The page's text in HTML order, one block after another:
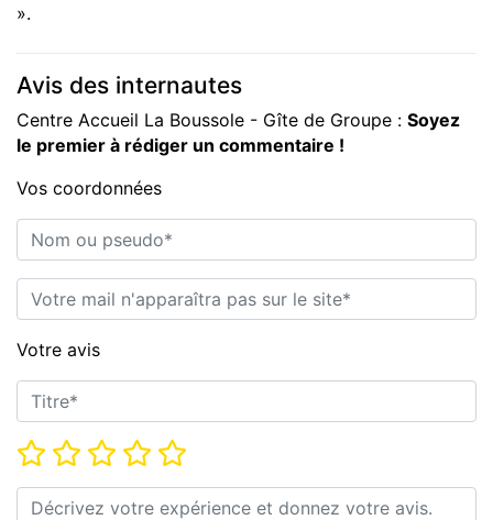
».
Avis des internautes
Centre Accueil La Boussole - Gîte de Groupe : Soyez
le premier à rédiger un commentaire !
Vos coordonnées
Nom ou pseudo*
E-mail*
Votre avis
Titre*
Note*
Commentaire*